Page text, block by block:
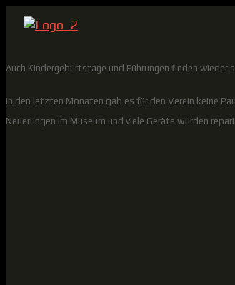
Auch Kindergeburtstage und Führungen finden wieder
In den letzten Monaten gab es für den Verein keine
Neuerungen im Museum und viele Geräte wurden